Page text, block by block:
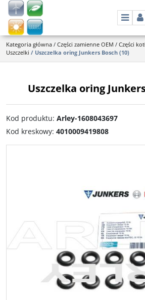
Kategoria główna / Części zamienne OEM / Części
Uszczelki / Uszczelka oring Junkers Bosch (10)
Uszczelka oring
Kod produktu: Arley-1608043697
Kod kreskowy: 4010009419808